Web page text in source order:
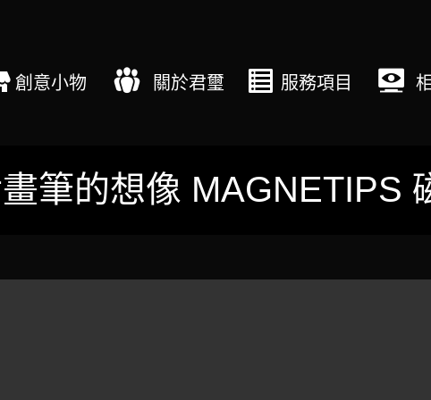
創意小物 關於君璽 服務項目
筆的想像 MAGNETIPS